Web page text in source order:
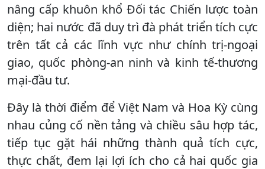
nâng cấp khuôn khổ Đối tác Chiến lược toàn
diện; hai nước đã duy trì đà phát triển tích cực
trên tất cả các lĩnh vực như chính trị-ngoại
giao, quốc phòng-an ninh và kinh tế-thương
mại-đầu tư.
Đây là thời điểm để Việt Nam và Hoa Kỳ cùng
nhau củng cố nền tảng và chiều sâu hợp tác,
tiếp tục gặt hái những thành quả tích cực,
thực chất, đem lại lợi ích cho cả hai quốc gia